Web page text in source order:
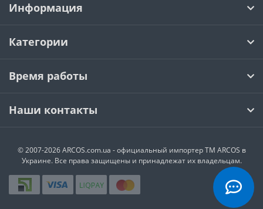
Информация
Категории
Время работы
Наши контакты
© 2007-2026 ARCOS.com.ua - официальный импортер ТМ ARCOS в
Украине. Все права защищены и принадлежат их владельцам.